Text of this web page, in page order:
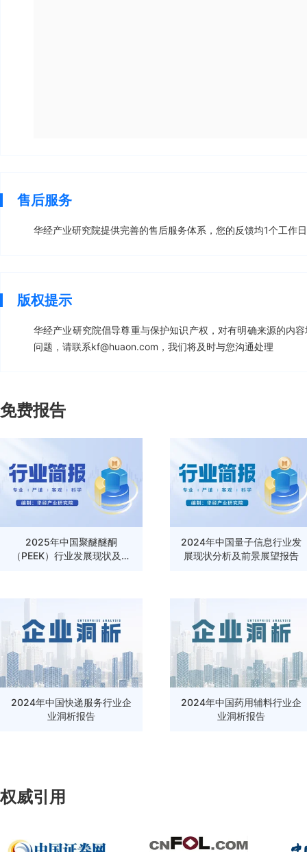
售后服务
华经产业研究院提供完善的售后服务体系，您的反馈均1个工作
版权提示
华经产业研究院倡导尊重与保护知识产权，对有明确来源的内
问题，请联系kf@huaon.com，我们将及时与您沟通处理
免费报告
2025年中国聚醚醚酮
（PEEK）行业发展现状及前
2024年中国量子信息行业发
展现状分析及前景展望报告
2024年中国快递服务行业企
业洞析报告
2024年中国药用辅料行业企
业洞析报告
权威引用